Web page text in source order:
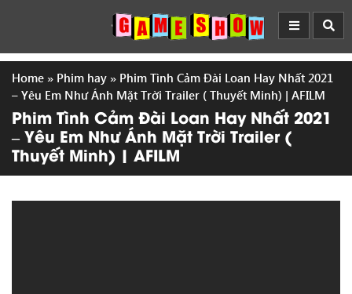
Home » Phim hay » Phim Tình Cảm Đài Loan Hay Nhất 2021
– Yêu Em Như Ánh Mặt Trời Trailer ( Thuyết Minh) | AFILM
Phim Tình Cảm Đài Loan Hay Nhất 2021
– Yêu Em Như Ánh Mặt Trời Trailer (
Thuyết Minh) | AFILM